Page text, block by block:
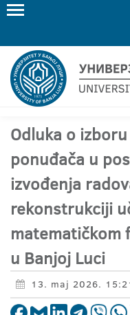
Odluka o
ponuđača u
izvođenja
rekonstrukciji
matematičkom
u Banjoj Luci
13. maj 2026.